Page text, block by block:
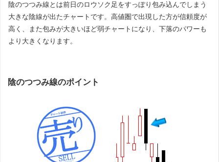
陰のつつみ線とは前日のロウソク足をすっぽり包み込んでしまう
大きな陰線が出たチャートです。高値圏で出現した方が信頼度が
高く、また包みが大きいほど弱チャートになり、下落のパワーも
より大きくなります。
陰のつつみ線のポイント